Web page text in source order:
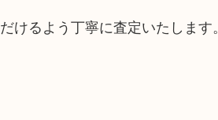
けるよう丁寧に査定いたします。